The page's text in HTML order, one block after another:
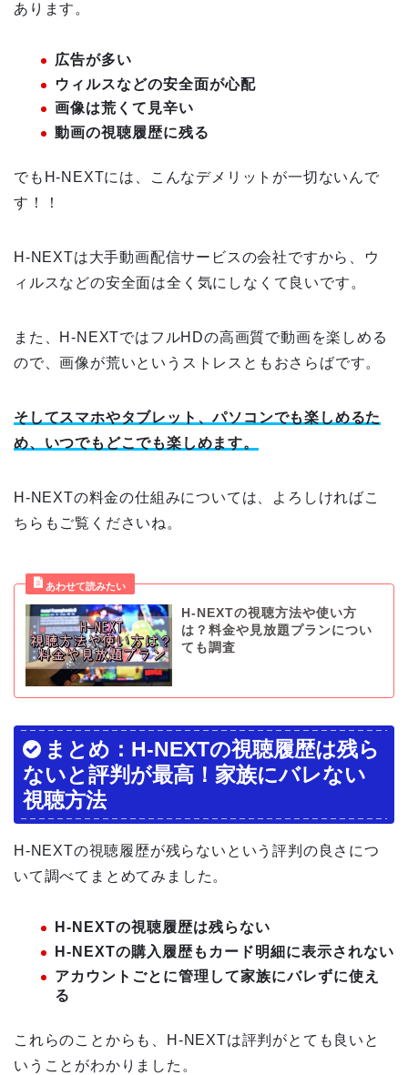
あります。
広告が多い
ウィルスなどの安全面が心配
画像は荒くて見辛い
動画の視聴履歴に残る
でもH-NEXTには、こんなデメリットが一切ないんで
す！！
H-NEXTは大手動画配信サービスの会社ですから、ウ
ィルスなどの安全面は全く気にしなくて良いです。
また、H-NEXTではフルHDの高画質で動画を楽しめる
ので、画像が荒いというストレスともおさらばです。
そしてスマホやタブレット、パソコンでも楽しめるた
め、いつでもどこでも楽しめます。
H-NEXTの料金の仕組みについては、よろしければこ
ちらもご覧くださいね。
H-NEXTの視聴方法や使い方
は？料金や見放題プランについ
ても調査
まとめ：H-NEXTの視聴履歴は残ら
ないと評判が最高！家族にバレない
視聴方法
H-NEXTの視聴履歴が残らないという評判の良さにつ
いて調べてまとめてみました。
H-NEXTの視聴履歴は残らない
H-NEXTの購入履歴もカード明細に表示されない
アカウントごとに管理して家族にバレずに使え
る
これらのことからも、H-NEXTは評判がとても良いと
いうことがわかりました。